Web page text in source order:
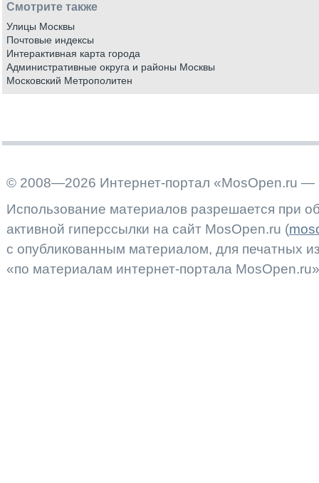
Смотрите также
Улицы Москвы
Почтовые индексы
Интерактивная карта города
Административные округа и районы Москвы
Московский Метрополитен
© 2008—2026 Интернет-портал «MosOpen.ru —
Использование материалов разрешается при
активной гиперссылки на сайт MosOpen.ru (
с опубликованным материалом, для печатных
«по материалам интернет-портала